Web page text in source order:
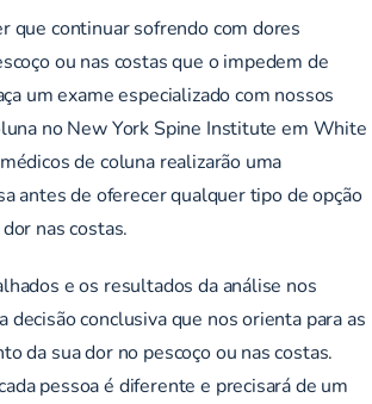
que continuar sofrendo com dores
ou nas costas que o impedem de
um exame especializado com nossos
no New York Spine Institute em White
de coluna realizarão uma
antes de oferecer qualquer tipo de opção
nas costas.
e os resultados da análise nos
decisão conclusiva que nos orienta para as
da sua dor no pescoço ou nas costas.
pessoa é diferente e precisará de um